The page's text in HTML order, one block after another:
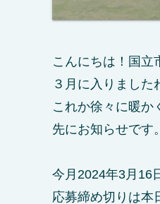
こんにちは！国立
３月に入りました
これか徐々に暖か
先にお知らせです。
今月2024年3月16
応募締め切りは本